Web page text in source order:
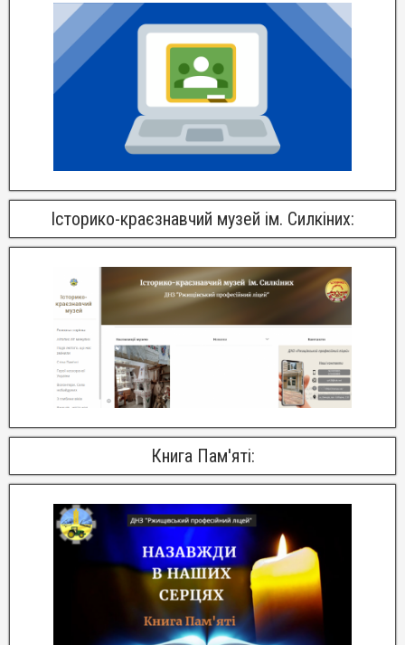
Історико-краєзнавчий музей ім. Силкіних:
Книга Пам'яті: